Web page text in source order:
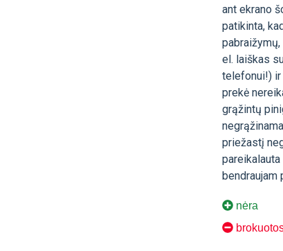
ant ekrano
patikinta,
el. laiškas
telefonui!) ir
prekė
grąžintų
priežastį
bendraujam
nėra